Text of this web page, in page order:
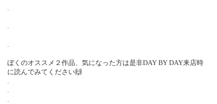
.
.
.
ぼくのオススメ２作品、気になった方は是非DAY BY DAY来店時
に読んでみてください🙌
.
.
.